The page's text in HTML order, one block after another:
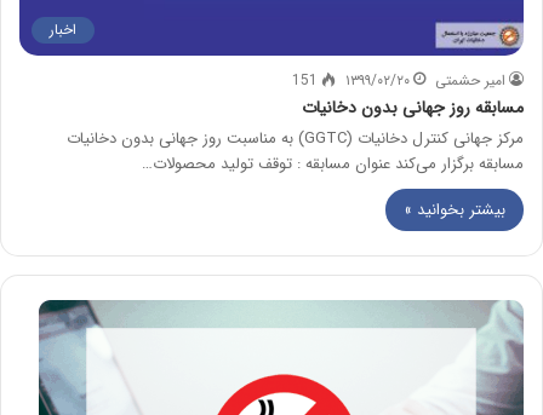
اخبار
امیر حشمتی ۱۳۹۹/۰۲/۲۰ 151
مسابقه روز جهانی بدون دخانیات
مرکز جهانی کنترل دخانیات (GGTC) به مناسبت روز جهانی بدون دخانیات
مسابقه برگزار می‌کند عنوان مسابقه : توقف تولید محصولات…
بیشتر بخوانید »